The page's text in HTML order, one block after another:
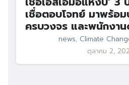
เชื่อตอบโจทย์ มาพร้อ
ครบวงจร และพนักงา
news, Climate
ตุลาคม 2,